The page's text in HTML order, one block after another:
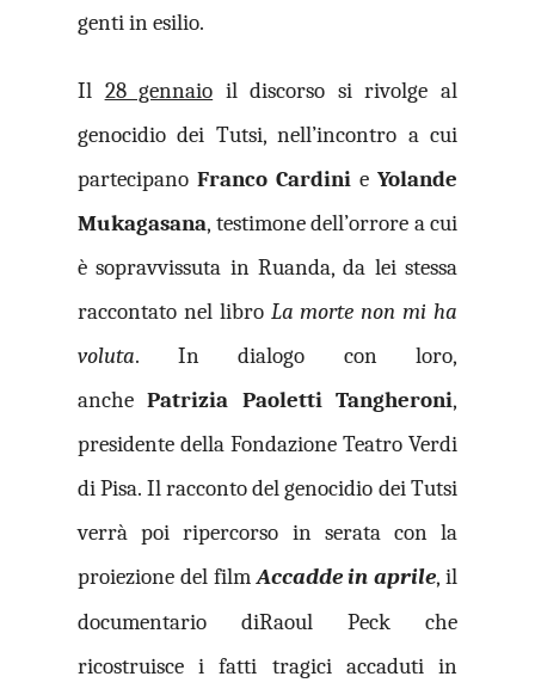
genti in esilio.
Il 28 gennaio il discorso si rivolge al
genocidio dei Tutsi, nell’incontro a cui
partecipano Franco Cardini e Yolande
Mukagasana, testimone dell’orrore a cui
è sopravvissuta in Ruanda, da lei stessa
raccontato nel libro La morte non mi ha
voluta. In dialogo con loro,
anchePatrizia Paoletti Tangheroni,
presidente della Fondazione Teatro Verdi
di Pisa. Il racconto del genocidio dei Tutsi
verrà poi ripercorso in serata con la
proiezione del filmAccadde in aprile, il
documentario diRaoul Peck che
ricostruisce i fatti tragici accaduti in